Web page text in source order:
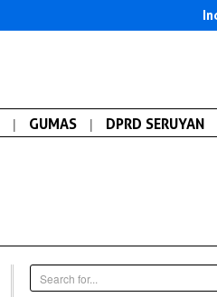
| GUMAS | DPRD SERUYAN